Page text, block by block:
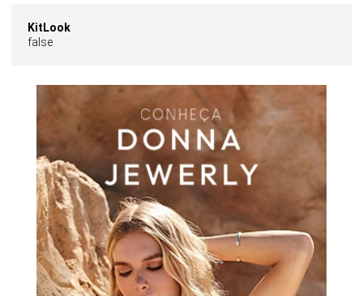
KitLook
false